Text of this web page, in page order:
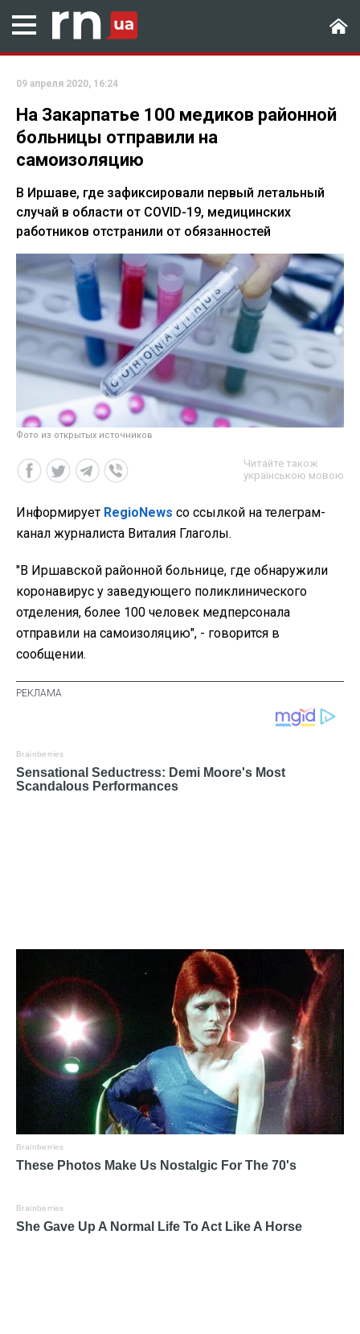
09 апреля 2020, 16:24
На Закарпатье 100 медиков районной
больницы отправили на
самоизоляцию
В Иршаве, где зафиксировали первый летальный
случай в области от COVID-19, медицинских
работников отстранили от обязанностей
Фото из открытых источников
Читайте також
українською мовою
Информирует RegioNews со ссылкой на телеграм-
канал журналиста Виталия Глаголы.
"В Иршавской районной больнице, где обнаружили
коронавирус у заведующего поликлинического
отделения, более 100 человек медперсонала
отправили на самоизоляцию", - говорится в
сообщении.